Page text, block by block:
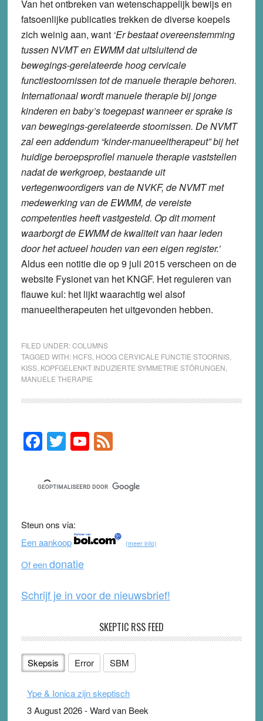
Van het ontbreken van wetenschappelijk bewijs en
fatsoenlijke publicaties trekken de diverse koepels
zich weinig aan, want ‘Er bestaat overeenstemming
tussen NVMT en EWMM dat uitsluitend de
bewegings-gerelateerde hoog cervicale
functiestoornissen tot de manuele therapie behoren.
Internationaal wordt manuele therapie bij jonge
kinderen en baby’s toegepast wanneer er sprake is
van bewegings-gerelateerde stoornissen. De NVMT
zal een addendum “kinder-manueeltherapeut” bij het
huidige beroepsprofiel manuele therapie vaststellen
nadat de werkgroep, bestaande uit
vertegenwoordigers van de NVKF, de NVMT met
medewerking van de EWMM, de vereiste
competenties heeft vastgesteld. Op dit moment
waarborgt de EWMM de kwaliteit van haar leden
door het actueel houden van een eigen register.’
Aldus een notitie die op 9 juli 2015 verscheen on de
website Fysionet van het KNGF. Het reguleren van
flauwe kul: het lijkt waarachtig wel alsof
manueeltherapeuten het uitgevonden hebben.
FILED UNDER:COLUMNS
TAGGED WITH: HCFS, HOOG CERVICALE FUNCTIE STOORNIS,
KISS, KOPFGELENKT INDUZIERTE SYMMETRIE STÖRUNGEN
MANUELE THERAPIE
Primary
Sidebar
F
a
c
e
b
o
o
k
T
wi
tt
er
Y
o
u
T
b
e
F
e
d
Steun ons via:
Een aankoop
(meer info)
Of eendonatie
Schrijf je in voor de nieuwsbrief!
SKEPTIC RSS FEED
Skepsis Error SBM
Ype & Ionica zijn skeptisch
3 August 2026-Ward van Beek